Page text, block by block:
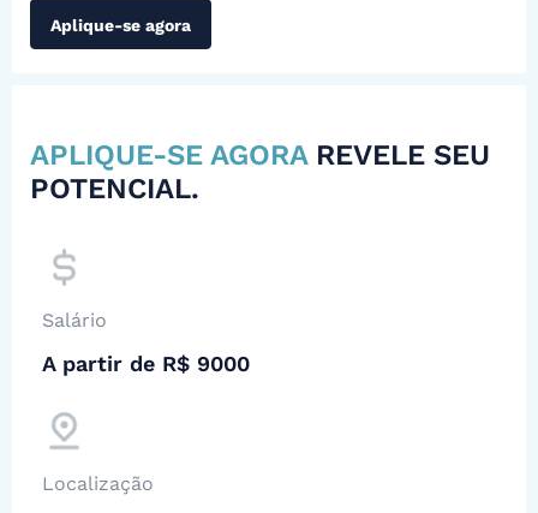
Aplique-se agora
APLIQUE-SE AGORA REVELE SEU
POTENCIAL.
Salário
A partir de R$ 9000
Localização